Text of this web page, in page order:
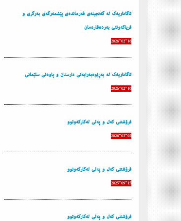
ئاگاداریه‌ك له‌ گه‌نجینه‌ی فه‌رمانده‌ی پێشمه‌رگه‌ی به‌رگری و
فریاكه‌وتنی به‌رده‌قاره‌مان
2026-02-16
ئاگاداریه‌ك له‌ به‌ڕێوه‌به‌رایه‌تی دارستان و پاوه‌نی سلێمانی
2026-02-10
فرۆشتنی كه‌ل و په‌لی له‌كاركه‌وتوو
2026-02-02
فرۆشتنی كه‌ل و په‌لی له‌كاركه‌وتوو
2025-09-15
فرۆشتنی كه‌ل و په‌لی له‌كاركه‌وتوو